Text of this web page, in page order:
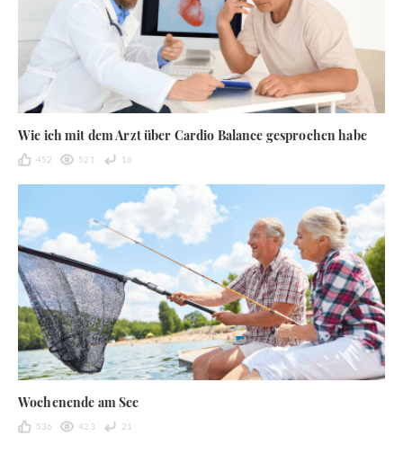
Wie ich mit dem Arzt über Cardio Balance gesprochen habe
452 521 16
Wochenende am See
536 423 21